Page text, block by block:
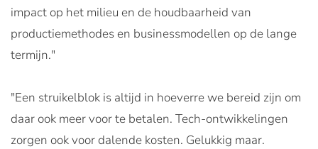
impact op het milieu en de houdbaarheid van
productiemethodes en businessmodellen op de lange
termijn."
"Een struikelblok is altijd in hoeverre we bereid zijn om
daar ook meer voor te betalen. Tech-ontwikkelingen
zorgen ook voor dalende kosten. Gelukkig maar.